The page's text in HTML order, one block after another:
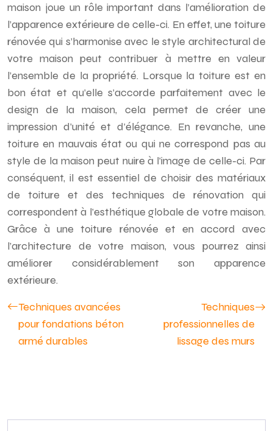
maison joue un rôle important dans l’amélioration de
l’apparence extérieure de celle-ci. En effet, une toiture
rénovée qui s’harmonise avec le style architectural de
votre maison peut contribuer à mettre en valeur
l’ensemble de la propriété. Lorsque la toiture est en
bon état et qu’elle s’accorde parfaitement avec le
design de la maison, cela permet de créer une
impression d’unité et d’élégance. En revanche, une
toiture en mauvais état ou qui ne correspond pas au
style de la maison peut nuire à l’image de celle-ci. Par
conséquent, il est essentiel de choisir des matériaux
de toiture et des techniques de rénovation qui
correspondent à l’esthétique globale de votre maison.
Grâce à une toiture rénovée et en accord avec
l’architecture de votre maison, vous pourrez ainsi
améliorer considérablement son apparence
extérieure.
Techniques avancées
pour fondations béton
armé durables
Techniques
professionnelles de
lissage des murs